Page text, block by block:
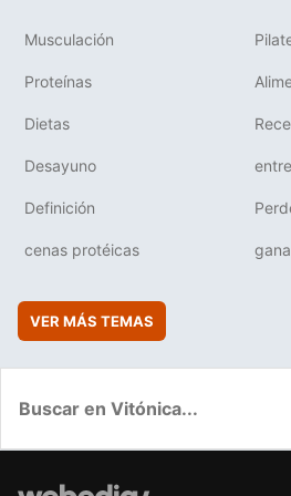
Musculación
Proteínas
Dietas
Desayuno
Definición
cenas protéicas
VER MÁS TEMAS